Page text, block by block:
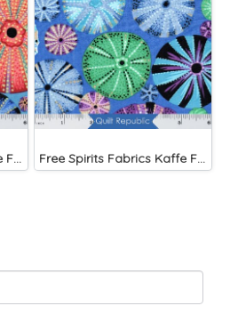
Free Spirits Fabrics Kaffe Fassette Collective Urchin Dark Free Spirits Fabrics Kaffe Fassette Collective Urchin Blue